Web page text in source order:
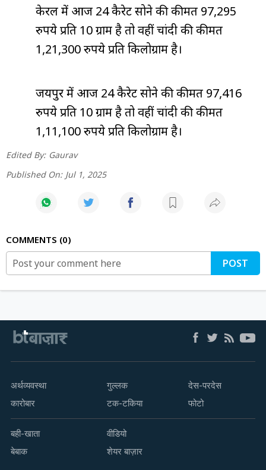
केरल में आज 24 कैरेट सोने की कीमत 97,295
रुपये प्रति 10 ग्राम है तो वहीं चांदी की कीमत
1,21,300 रुपये प्रति किलोग्राम है।
जयपुर में आज 24 कैरेट सोने की कीमत 97,416
रुपये प्रति 10 ग्राम है तो वहीं चांदी की कीमत
1,11,100 रुपये प्रति किलोग्राम है।
Edited By: Gaurav
Published On: Jul 1, 2025
COMMENTS 0
POST
अर्थव्यवस्था
कारोबार
गुल्लक
टक-टकिया
देस-परदेस
फोटो
बही-खाता
बेबाक
वीडियो
शेयर बाज़ार